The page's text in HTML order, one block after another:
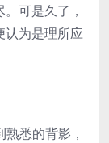
可是久了，
认为是理所应
悉的背影，